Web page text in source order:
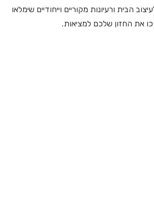
הבית ורעיונות מקוריים וייחודיים שימלאו
את החזון שלכם למציאות.